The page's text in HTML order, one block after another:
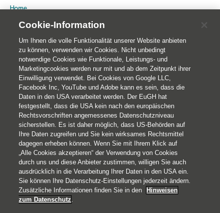
Home
Publikationen
Nachhaltigkeit
© 2026 Helvetia Versicherungen AG
Hoher Markt 10-11
1010 Wien
+43 50 222-1000
Impressum
Rechtliche Hinweise
Cookie-Information
Um Ihnen die volle Funktionalität unserer Website anbieten
zu können, verwenden wir Cookies. Nicht unbedingt
notwendige Cookies wie Funktionale, Leistungs- und
Marketingcookies werden nur mit und ab dem Zeitpunkt ihrer
Einwilligung verwendet. Bei Cookies von Google LLC,
Facebook Inc, YouTube und Adobe kann es sein, dass die
Daten in den USA verarbeitet werden. Der EuGH hat
festgestellt, dass die USA kein nach den europäischen
Rechtsvorschriften angemessenes Datenschutzniveau
sicherstellen. Es ist daher möglich, dass US-Behörden auf
Ihre Daten zugreifen und Sie kein wirksames Rechtsmittel
dagegen erheben können. Wenn Sie mit Ihrem Klick auf
„Alle Cookies akzeptieren“ der Verwendung von Cookies
durch uns und diese Anbieter zustimmen, willigen Sie auch
ausdrücklich in die Verarbeitung Ihrer Daten in den USA ein.
Sie können Ihre Datenschutz-Einstellungen jederzeit ändern.
Zusätzliche Informationen finden Sie in den
Hinweisen
zum Datenschutz.